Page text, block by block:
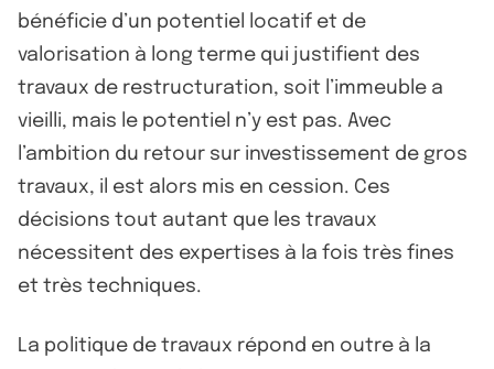
bénéficie d’un potentiel locatif et de
valorisation à long terme qui justifient des
travaux de restructuration, soit l’immeuble a
vieilli, mais le potentiel n’y est pas. Avec
l’ambition du retour sur investissement de gros
travaux, il est alors mis en cession. Ces
décisions tout autant que les travaux
nécessitent des expertises à la fois très fines
et très techniques.
La politique de travaux répond en outre à la